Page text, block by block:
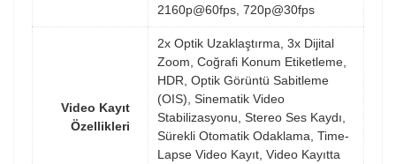
2160p@60fps, 720p@30fps
Video Kayıt
Özellikleri
2x Optik Uzaklaştırma, 3x Dijital
Zoom, Coğrafi Konum Etiketleme,
HDR, Optik Görüntü Sabitleme
(OIS), Sinematik Video
Stabilizasyonu, Stereo Ses Kaydı,
Sürekli Otomatik Odaklama, Time-
Lapse Video Kayıt, Video Kayıtta